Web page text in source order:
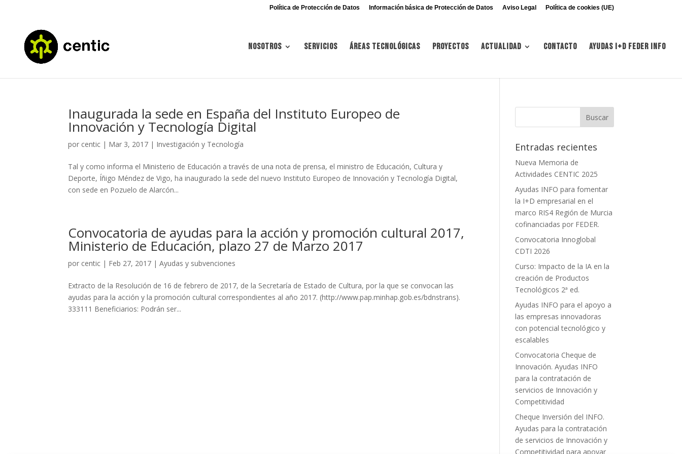
Política de Protección de Datos Información básica de Protección de Datos Aviso Legal Política de cookies (UE)
Nosotros Servicios Áreas tecnológicas Proyectos Actualidad Contacto Ayudas I+d FEDER INFO
Inaugurada la sede en España del Instituto Europeo de
Innovación y Tecnología Digital
por centic | Mar 3, 2017 | Investigación y Tecnología
Tal y como informa el Ministerio de Educación a través de una nota de prensa, el ministro de Educación, Cultura y
Deporte, Íñigo Méndez de Vigo, ha inaugurado la sede del nuevo Instituto Europeo de Innovación y Tecnología Digital,
con sede en Pozuelo de Alarcón...
Convocatoria de ayudas para la acción y promoción cultural 2017,
Ministerio de Educación, plazo 27 de Marzo 2017
por centic | Feb 27, 2017 |Ayudas y subvenciones
Extracto de la Resolución de 16 de febrero de 2017, de la Secretaría de Estado de Cultura, por la que se convocan las
ayudas para la acción y la promoción cultural correspondientes al año 2017. (http://www.pap.minhap.gob.es/bdnstrans).
333111 Beneficiarios: Podrán ser...
Entradas recientes
Nueva Memoria de
Actividades CENTIC 2025
Ayudas INFO para fomentar
la I+D empresarial en el
marco RIS4 Región de Murcia
cofinanciadas por FEDER.
Convocatoria Innoglobal
CDTI 2026
Curso: Impacto de la IA en la
creación de Productos
Tecnológicos 2ª ed.
Ayudas INFO para el apoyo a
las empresas innovadoras
con potencial tecnológico y
escalables
Convocatoria Cheque de
Innovación. Ayudas INFO
para la contratación de
servicios de Innovación y
Competitividad
Cheque Inversión del INFO.
Ayudas para la contratación
de servicios de Innovación y
Competitividad para apoyar